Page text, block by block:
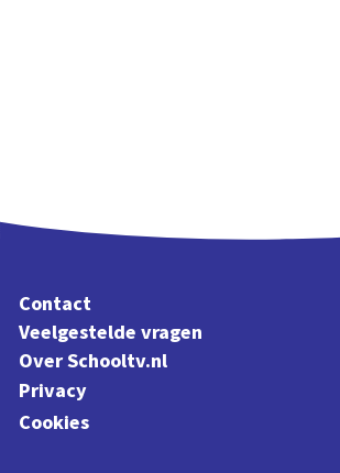
Contact
Veelgestelde vragen
Over Schooltv.nl
Privacy
Cookies